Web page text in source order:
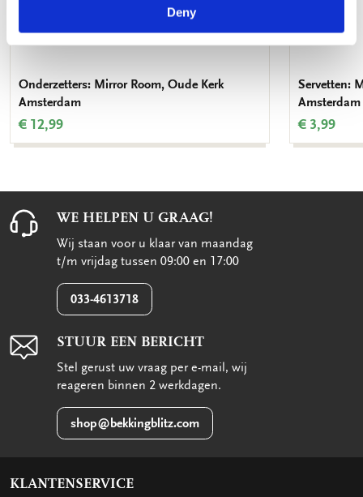
Deny
Onderzetters: Mirror Room, Oude Kerk
Amsterdam
€ 12,99
Servetten:
Amsterdam
€ 3,99
WE HELPEN U GRAAG!
Wij staan voor u klaar van maandag
t/m vrijdag tussen 09:00 en 17:00
033-4613718
STUUR EEN BERICHT
Stel gerust uw vraag per e-mail, wij
reageren binnen 2 werkdagen.
shop@bekkingblitz.com
KLANTENSERVICE